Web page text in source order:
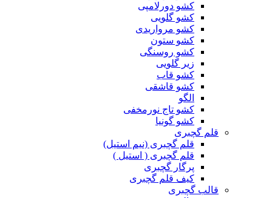
کشو دورلامپی
کشو گلویی
کشو مرواریدی
کشو ستون
کشو روسنگی
زیر گلویی
کشو قاب
کشو قاشقی
الگو
کشو تاج نورمخفی
کشو گونیا
قلم گچبری
قلم گچبری (نیم استیل)
قلم گچبری ( استیل )
پرگار گچبری
کیف قلم گچبری
قالب گچبری